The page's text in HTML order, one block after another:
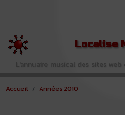
Localise
L'annuaire musical des sites
Accueil Années 2010